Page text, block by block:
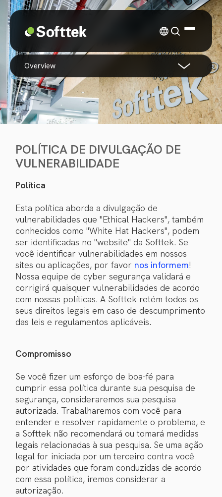
overview
POLÍTICA DE DIVULGAÇÃO DE
VULNERABILIDADE
Política
Esta política aborda a divulgação de
vulnerabilidades que "Ethical Hackers", também
conhecidos como "White Hat Hackers", podem
ser identificadas no "website" da Softtek. Se
você identificar vulnerabilidades em nossos
sites ou aplicações, por favor nos informem!
Nossa equipe de cyber segurança validará e
corrigirá quaisquer vulnerabilidades de acordo
com nossas políticas. A Softtek retém todos os
seus direitos legais em caso de descumprimento
das leis e regulamentos aplicáveis.
Compromisso
Se você fizer um esforço de boa-fé para
cumprir essa política durante sua pesquisa de
segurança, consideraremos sua pesquisa
autorizada. Trabalharemos com você para
entender e resolver rapidamente o problema, e
a Softtek não recomendará ou tomará medidas
legais relacionadas à sua pesquisa. Se uma ação
legal for iniciada por um terceiro contra você
por atividades que foram conduzidas de acordo
com essa política, iremos considerar a
autorização.